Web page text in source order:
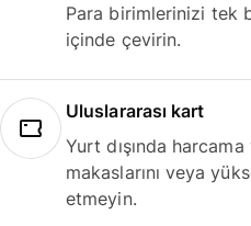
Para birimlerinizi tek
içinde çevirin.
Uluslararası kart
Yurt dışında
makaslarını veya
etmeyin.